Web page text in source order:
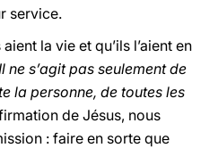
service.
la vie et qu’ils l’aient en
ne s’agit pas seulement de
la personne, de toutes les
de Jésus, nous
: faire en sorte que